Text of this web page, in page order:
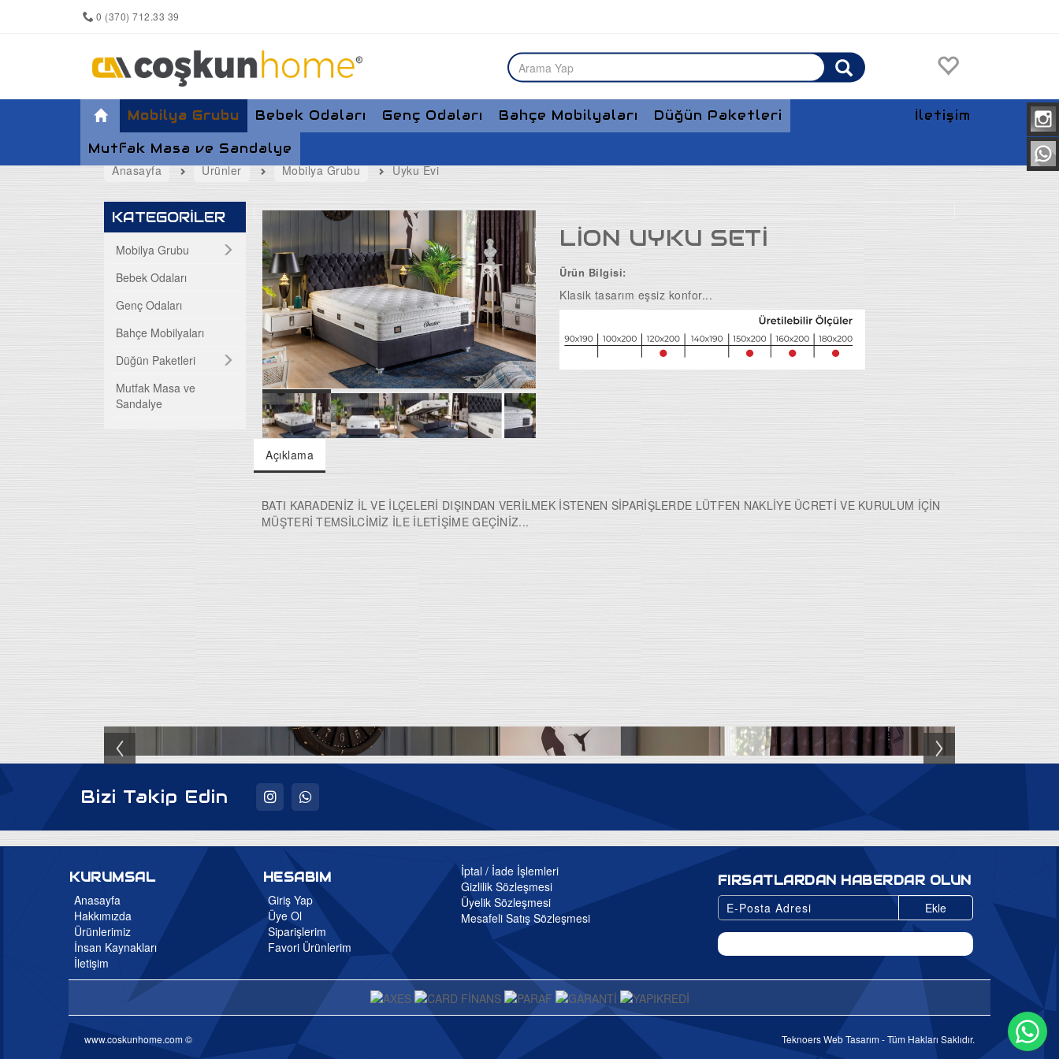
0 (370) 712.33 39
Anasayfa
İletişim
Mobilya Grubu
Yemek Odası
Koltuk Takımları
Maxi Takımlar
TV Üniteleri
Bazalar
Ortapedik Yataklar
Bebek Odaları Genç Odaları Bahçe Mobilyaları
Düğün Paketleri
Mutfak Masa ve Sandalye
Anasayfa Ürünler Mobilya Grubu Uyku Evi
KATEGORİLER
Mobilya Grubu
Bebek Odaları
Genç Odaları
Bahçe Mobilyaları
Düğün Paketleri
Mutfak Masa ve
Sandalye
LİON UYKU SETİ
Ürün Bilgisi:
Klasik tasarım eşsiz konfor...
Açıklama
BATI KARADENİZ İL VE İLÇELERİ DIŞINDAN VERİLMEK İSTENEN SİPARİŞLERDE LÜTFEN NAKLİYE ÜCRETİ VE KURULUM İÇİN
MÜŞTERİ TEMSİLCİMİZ İLE İLETİŞİME GEÇİNİZ...
Bizi Takip Edin
KURUMSAL
Anasayfa
Hakkımızda
Ürünlerimiz
İnsan Kaynakları
İletişim
HESABIM
Giriş Yap
Üye Ol
Siparişlerim
Favori Ürünlerim
İptal / İade İşlemleri
Gizlilik Sözleşmesi
Üyelik Sözleşmesi
Mesafeli Satış Sözleşmesi
FIRSATLARDAN HABERDAR OLUN
Ekle
www.coskunhome.com © Teknoers Web Tasarım - Tüm Hakları Saklıdır.